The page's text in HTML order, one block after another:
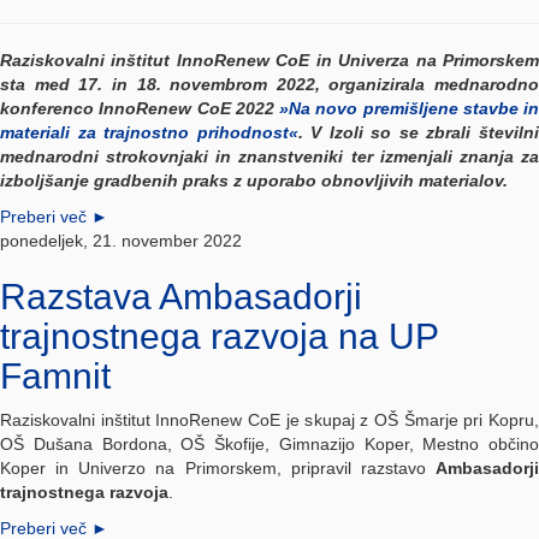
Raziskovalni inštitut InnoRenew CoE in Univerza na Primorskem
sta med 17. in 18. novembrom 2022, organizirala mednarodno
konferenco InnoRenew CoE 2022 »Na novo premišljene stavbe in
materiali za trajnostno prihodnost«. V Izoli so se zbrali številni
mednarodni strokovnjaki in znanstveniki ter izmenjali znanja za
izboljšanje gradbenih praks z uporabo obnovljivih materialov.
Preberi več ►
ponedeljek, 21. november 2022
Razstava Ambasadorji
trajnostnega razvoja na UP
Famnit
Raziskovalni inštitut InnoRenew CoE je skupaj z OŠ Šmarje pri Kopru,
OŠ Dušana Bordona, OŠ Škofije, Gimnazijo Koper, Mestno občino
Koper in Univerzo na Primorskem, pripravil razstavo Ambasadorji
trajnostnega razvoja
Preberi več ►